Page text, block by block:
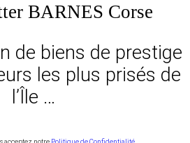
BARNES Corse
de biens de prestige
les plus prisés de
l’Île …